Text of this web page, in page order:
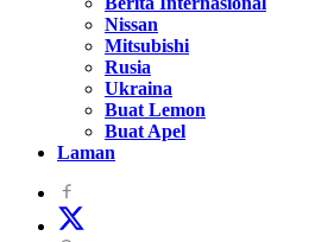
Nissan
Mitsubishi
Rusia
Ukraina
Buat Lemon
Buat Apel
Laman